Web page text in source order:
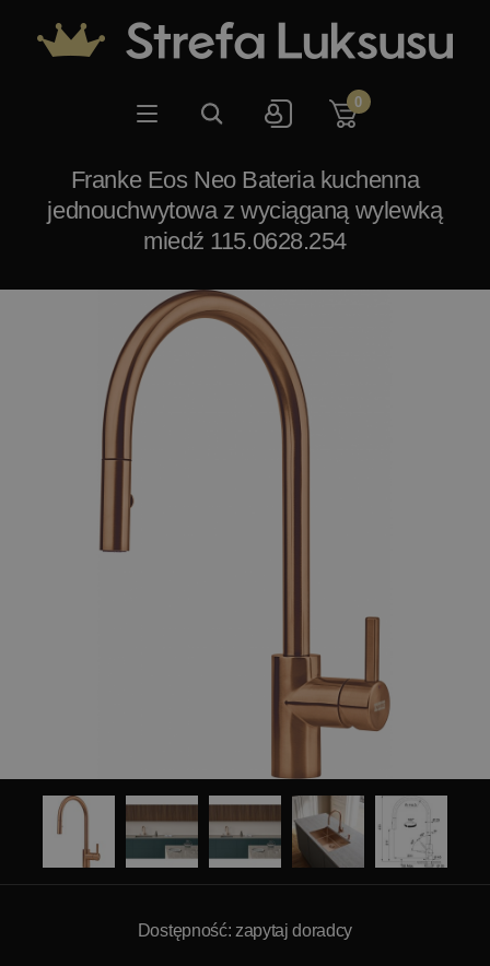
0
Franke Eos Neo Bateria kuchenna
jednouchwytowa z wyciąganą wylewką
miedź 115.0628.254
Dostępność: zapytaj doradcy